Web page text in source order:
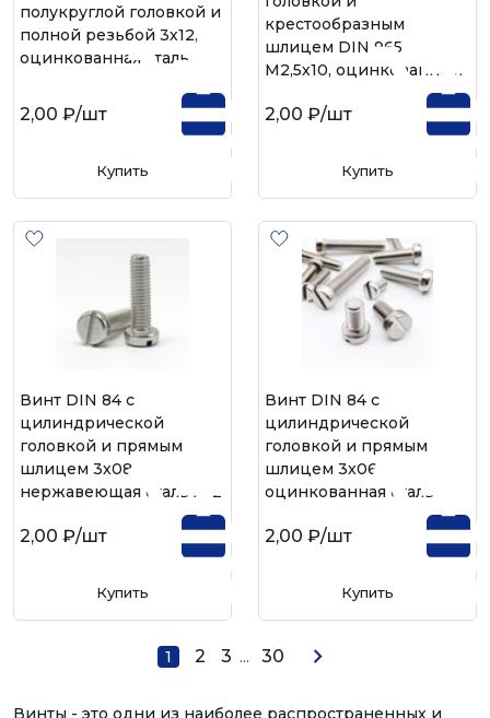
полукруглой головкой и
полной резьбой 3х12,
оцинкованная сталь
2,00 ₽/шт
Купить
крестообразным
шлицем DIN 965
М2,5х10, оцинкованный
2,00 ₽/шт
Купить
Винт DIN 84 с
цилиндрической
головкой и прямым
шлицем 3х08,
нержавеющая сталь А-2
2,00 ₽/шт
Купить
Винт DIN 84 с
цилиндрической
головкой и прямым
шлицем 3х06,
оцинкованная сталь
2,00 ₽/шт
Купить
1 2 3 ... 30
Винты - это одни из наиболее распространенных и